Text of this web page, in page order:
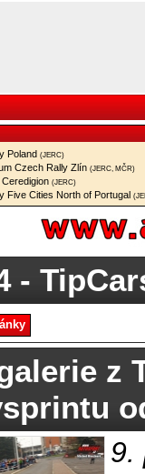
Poland (JERC)
Czech Rally Zlín (JERC, MČR)
Ceredigion (JERC)
Five Cities North of Portugal
-
z
9.